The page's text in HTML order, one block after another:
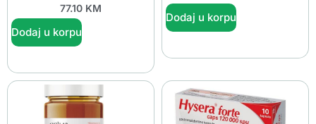
77.10 KM
Dodaj u korpu
Dodaj u korpu